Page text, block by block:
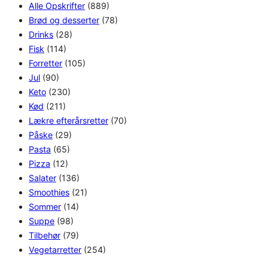
Alle Opskrifter (889)
Brød og desserter (78)
Drinks (28)
Fisk (114)
Forretter (105)
Jul (90)
Keto (230)
Kød (211)
Lækre efterårsretter (70)
Påske (29)
Pasta (65)
Pizza (12)
Salater (136)
Smoothies (21)
Sommer (14)
Suppe (98)
Tilbehør (79)
Vegetarretter (254)